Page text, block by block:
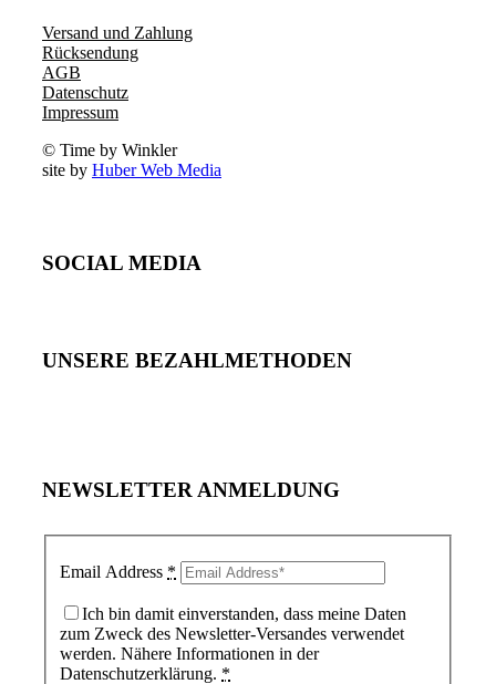
Versand und Zahlung
Rücksendung
AGB
Datenschutz
Impressum
© Time by Winkler
site by Huber Web Media
SOCIAL MEDIA
UNSERE BEZAHLMETHODEN
NEWSLETTER ANMELDUNG
Email Address *
Ich bin damit einverstanden, dass meine Daten
zum Zweck des Newsletter-Versandes verwendet
werden. Nähere Informationen in der
Datenschutzerklärung. *